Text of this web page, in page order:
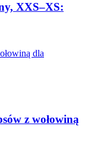
XXS–XS:
z wołowiną